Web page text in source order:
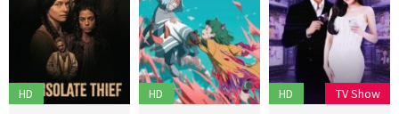
HD HD HD TV Show